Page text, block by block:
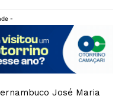
-
José Maria